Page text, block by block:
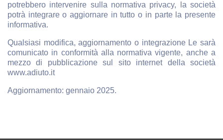
potrebbero intervenire sulla normativa privacy, la società
potrà integrare o aggiornare in tutto o in parte la presente
informativa.
Qualsiasi modifica, aggiornamento o integrazione Le sarà
comunicato in conformità alla normativa vigente, anche a
mezzo di pubblicazione sul sito internet della società
www.adiuto.it
Aggiornamento: gennaio 2025.